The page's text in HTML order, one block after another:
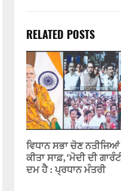
RELATED POSTS
ਵਿਧਾਨ ਸਭਾ ਚੋਣ
ਕੀਤਾ ਸਾਫ਼, ‘ਮੋਦੀ ਦੀ
ਦਮ ਹੈ : ਪ੍ਰਧਾਨ ਮੰਤਰੀ